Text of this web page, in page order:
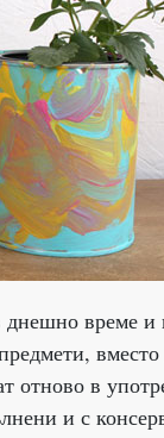
време и
отново в
и с